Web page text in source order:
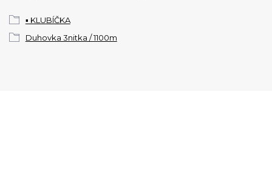
▪️ KLUBÍČKA
Duhovka 3nitka / 1100m